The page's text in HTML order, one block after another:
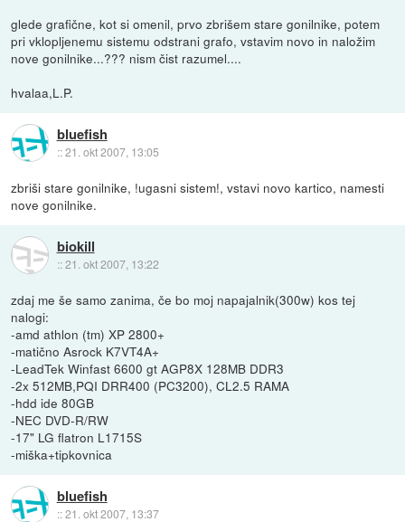
glede grafične, kot si omenil, prvo zbrišem stare gonilnike, potem
pri vklopljenemu sistemu odstrani grafo, vstavim novo in naložim
nove gonilnike...??? nism čist razumel....
hvalaa,L.P.
bluefish
::21. okt 2007, 13:05
zbriši stare gonilnike, !ugasni sistem!, vstavi novo kartico, namesti
nove gonilnike.
biokill
::21. okt 2007, 13:22
zdaj me še samo zanima, če bo moj napajalnik(300w) kos tej
nalogi:
-amd athlon (tm) XP 2800+
-matično Asrock K7VT4A+
-LeadTek Winfast 6600 gt AGP8X 128MB DDR3
-2x 512MB,PQI DRR400 (PC3200), CL2.5 RAMA
-hdd ide 80GB
-NEC DVD-R/RW
-17" LG flatron L1715S
-miška+tipkovnica
bluefish
::21. okt 2007, 13:37